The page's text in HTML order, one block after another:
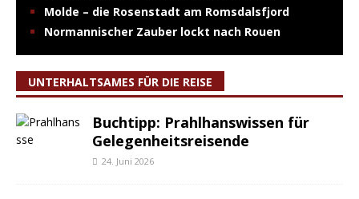
Molde – die Rosenstadt am Romsdalsfjord
Normannischer Zauber lockt nach Rouen
UNTERHALTSAMES FÜR DIE REISE
Buchtipp: Prahlhanswissen für
Gelegenheitsreisende
24. Juni 2026